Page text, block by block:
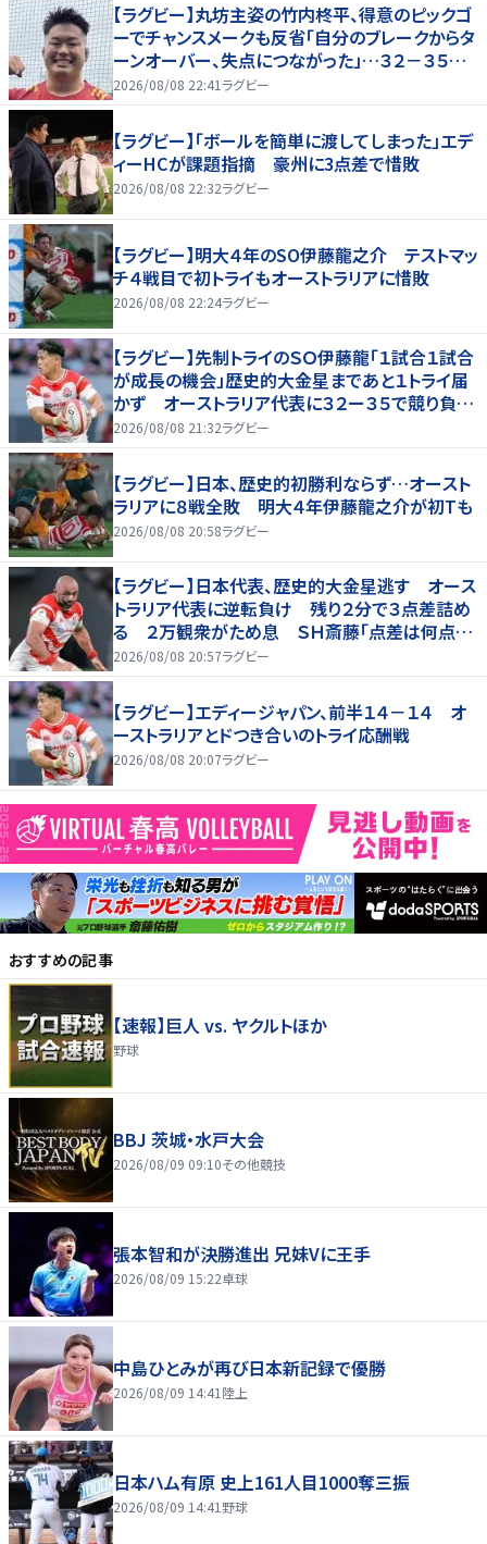
【ラグビー】丸坊主姿の竹内柊平、得意のピックゴ
ーでチャンスメークも反省「自分のブレークからタ
ーンオーバー、失点につながった」…３２－３５惜
敗、オーストラリアに歴史的金星ならず
2026/08/08 22:41 ラグビー
【ラグビー】「ボールを簡単に渡してしまった」エデ
ィーHCが課題指摘 豪州に3点差で惜敗
2026/08/08 22:32ラグビー
【ラグビー】明大４年のSO伊藤龍之介 テストマッ
チ４戦目で初トライもオーストラリアに惜敗
2026/08/08 22:24ラグビー
【ラグビー】先制トライのＳＯ伊藤龍「１試合１試合
が成長の機会」歴史的大金星まであと１トライ届
かず オーストラリア代表に３２ー３５で競り負け
る
2026/08/08 21:32ラグビー
【ラグビー】日本、歴史的初勝利ならず…オースト
ラリアに８戦全敗 明大４年伊藤龍之介が初Tも
2026/08/08 20:58ラグビー
【ラグビー】日本代表、歴史的大金星逃す オース
トラリア代表に逆転負け 残り２分で３点差詰め
る ２万観衆がため息 ＳＨ斎藤「点差は何点で
も負けは負け」…前半にＳＯ伊藤龍が先制トライ、
2026/08/08 20:57ラグビー
【ラグビー】エディージャパン、前半１４－１４ オ
ーストラリアとドつき合いのトライ応酬戦
2026/08/08 20:07ラグビー
おすすめの記事
【速報】巨人 vs. ヤクルトほか
野球
BBJ 茨城・水戸大会
2026/08/09 09:10その他競技
張本智和が決勝進出 兄妹Vに王手
2026/08/09 15:22卓球
中島ひとみが再び日本新記録で優勝
2026/08/09 14:41 陸上
日本ハム有原 史上161人目1000奪三振
2026/08/09 14:41 野球